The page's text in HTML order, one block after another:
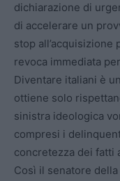
dichiarazione di
di accelerare un
stop
revoca immediata
Diventare italiani è
ottiene solo
sinistra ideologica
compresi i
concretezza dei fatti
Così il senatore